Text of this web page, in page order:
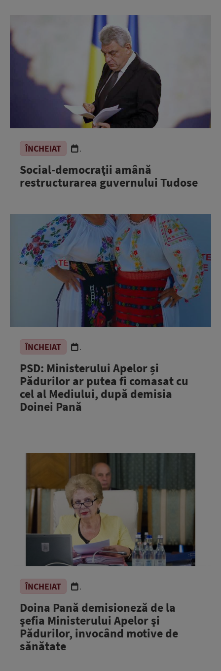
ÎNCHEIAT .
Social-democraţii amână
restructurarea guvernului Tudose
ÎNCHEIAT .
PSD: Ministerului Apelor și
Pădurilor ar putea fi comasat cu
cel al Mediului, după demisia
Doinei Pană
ÎNCHEIAT .
Doina Pană demisioneză de la
şefia Ministerului Apelor şi
Pădurilor, invocând motive de
sănătate